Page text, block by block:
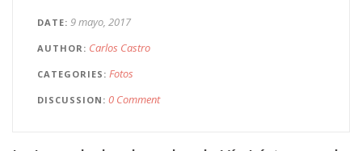
DATE 9 mayo, 2017
AUTHOR Carlos Castro
CATEGORIES Fotos
DISCUSSION 0 Comment